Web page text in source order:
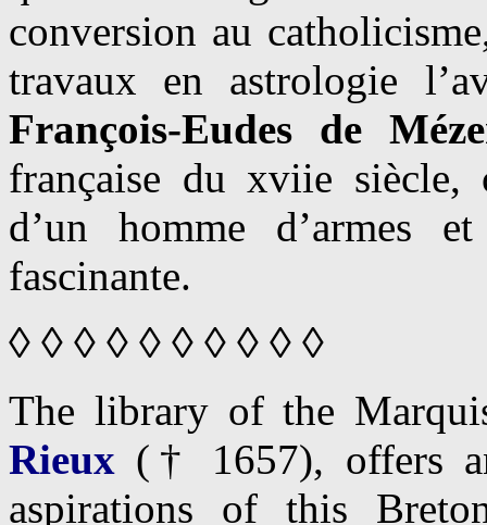
conversion au
travaux en astrologie
François-Eudes de
française du xviie siècle,
d’un homme d’armes
fascinante.
◊ ◊ ◊ ◊ ◊ ◊ ◊ ◊ ◊ ◊
The library of the
Rieux († 1657), offers
aspirations of this